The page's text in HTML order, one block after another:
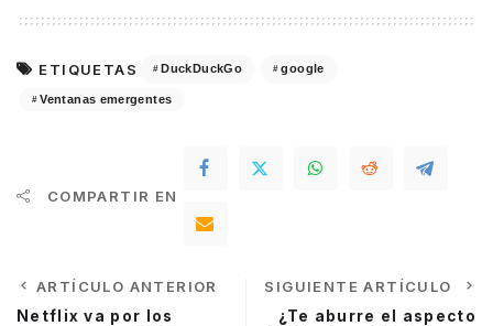
ETIQUETAS DuckDuckGo google
Ventanas emergentes
COMPARTIR EN
ARTÍCULO ANTERIOR
Netflix va por los
SIGUIENTE ARTÍCULO
¿Te aburre el aspecto